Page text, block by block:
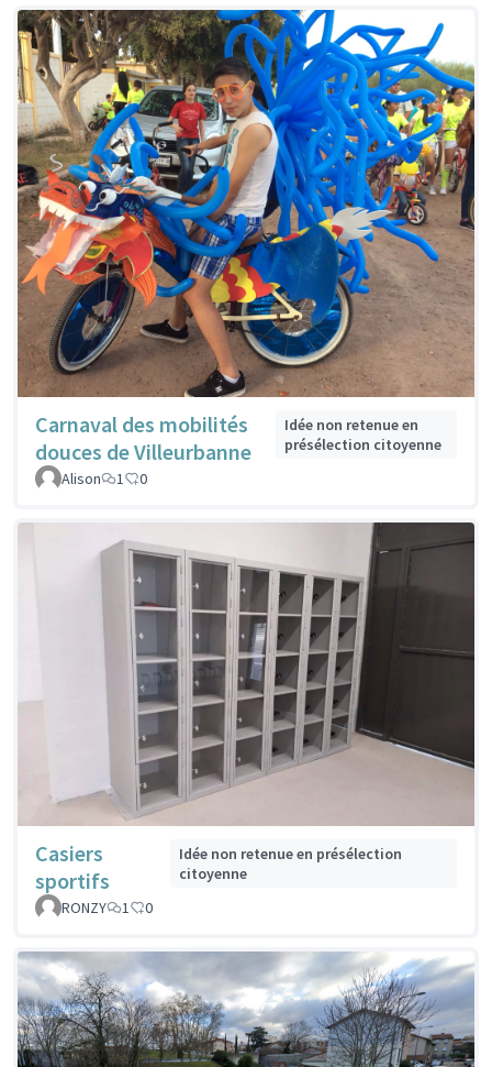
Carnaval des mobilités
douces de Villeurbanne
Idée non retenue en
présélection citoyenne
Alison
1 0
Casiers
sportifs
Idée non retenue en présélection
citoyenne
RONZY
1 0